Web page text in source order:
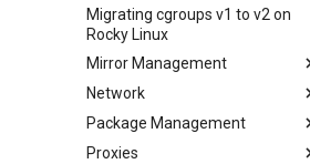
Secure server - `sftp`
Transmission BitTorrent
Seedbox
HPE ProLiant Agentless
Management Service
IPMI management
Aktivieren von VLAN-
Passthrough auf
Netzwerkkarten der Intel X710-
Serie
personnalisée Rocky Linux
Crash analysis
Régénérer `initramfs`
Migrating cgroups v1 to v2 on
Rocky Linux
Mirror Management
Ajout d'un Miroir Rocky Linux
Network
accel-ppp – Serveur PPPoE
Configuration réseau de base
Package Management
Introduction
Proxies